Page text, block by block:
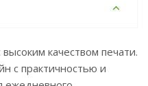
качеством печати.
с практичностью и